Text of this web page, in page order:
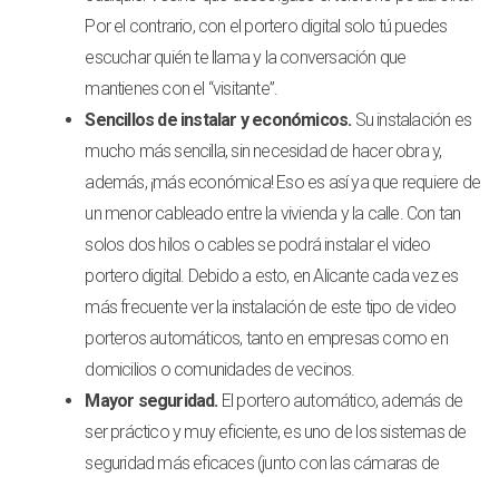
Por el contrario, con el portero digital solo tú puedes
escuchar quién te llama y la conversación que
mantienes con el “visitante”.
Sencillos de instalar y económicos. Su instalación es
mucho más sencilla, sin necesidad de hacer obra y,
además, ¡más económica! Eso es así ya que requiere de
un menor cableado entre la vivienda y la calle. Con tan
solos dos hilos o cables se podrá instalar el video
portero digital. Debido a esto, en Alicante cada vez es
más frecuente ver la instalación de este tipo de video
porteros automáticos, tanto en empresas como en
domicilios o comunidades de vecinos.
Mayor seguridad. El portero automático, además de
ser práctico y muy eficiente, es uno de los sistemas de
seguridad más eficaces (junto con las cámaras de